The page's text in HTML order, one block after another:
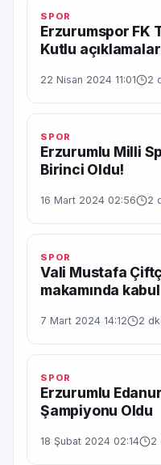
SPOR
Erzurumspor FK
Kutlu
22 Nisan 2024 11:01 2
SPOR
Erzurumlu Milli
Birinci Oldu!
16 Mart 2024 02:56 2
SPOR
Vali Mustafa
makamında
7 Mart 2024 14:12 2 dk
SPOR
Erzurumlu
Şampiyonu Oldu
18 Şubat 2024 02:14 2